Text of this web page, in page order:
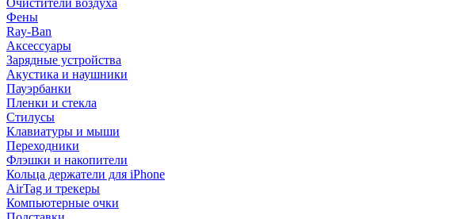
Очистители воздуха
Фены
Ray-Ban
Аксессуары
Зарядные устройства
Акустика и наушники
Пауэрбанки
Пленки и стекла
Стилусы
Клавиатуры и мыши
Переходники
Флэшки и накопители
Кольца держатели для iPhone
AirTag и трекеры
Компьютерные очки